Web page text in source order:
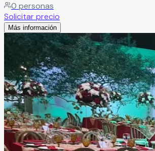
transforma en una experiencia única,
el estilo, esencia y personalidad de cada
ambiente elegante y acogedor es ideal
años, aniversarios, cumpleaños,
eventos sociales especiales.Leer más
0 personas
Solicitar precio
Más información